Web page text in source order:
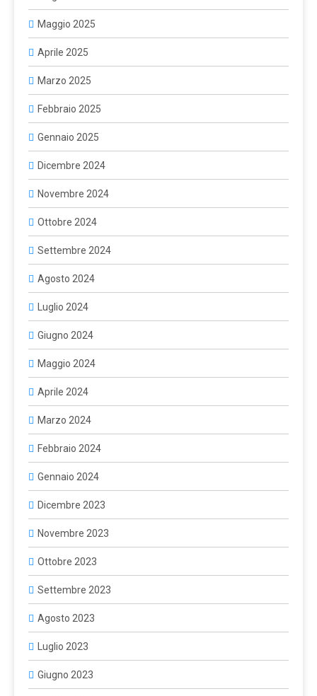
Maggio 2025
Aprile 2025
Marzo 2025
Febbraio 2025
Gennaio 2025
Dicembre 2024
Novembre 2024
Ottobre 2024
Settembre 2024
Agosto 2024
Luglio 2024
Giugno 2024
Maggio 2024
Aprile 2024
Marzo 2024
Febbraio 2024
Gennaio 2024
Dicembre 2023
Novembre 2023
Ottobre 2023
Settembre 2023
Agosto 2023
Luglio 2023
Giugno 2023